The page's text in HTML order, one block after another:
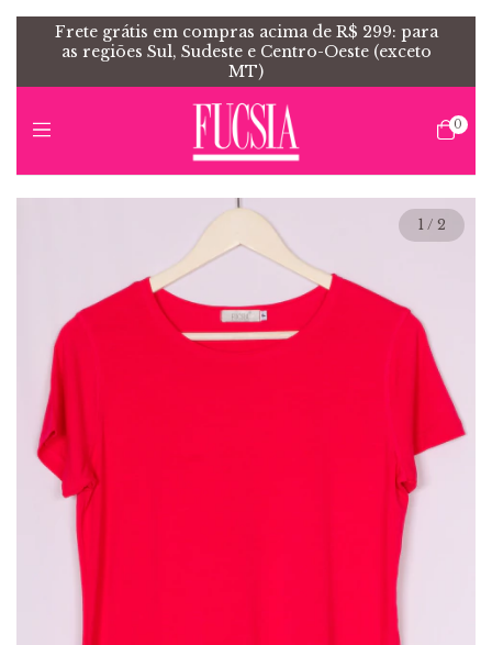
Frete grátis em compras acima de R$ 299: para
as regiões Sul, Sudeste e Centro-Oeste (exceto
MT)
0
1/ 2